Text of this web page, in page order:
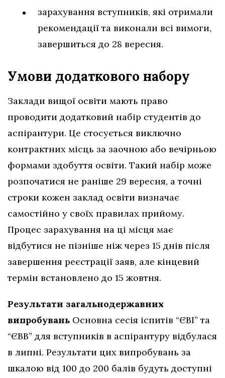
зарахування вступників, які отримали
рекомендації та виконали всі вимоги,
завершиться до 28 вересня.
Умови додаткового набору
Заклади вищої освіти мають право
проводити додатковий набір студентів до
аспірантури. Це стосується виключно
контрактних місць за заочною або вечірньою
формами здобуття освіти. Такий набір може
розпочатися не раніше 29 вересня, а точні
строки кожен заклад освіти визначає
самостійно у своїх правилах прийому.
Процес зарахування на ці місця має
відбутися не пізніше ніж через 15 днів після
завершення реєстрації заяв, але кінцевий
термін встановлено до 15 жовтня.
Результати загальнодержавних
випробувань Основна сесія іспитів “ЄВІ” та
“ЄВВ” для вступників в аспірантуру відбулася
в липні. Результати цих випробувань за
шкалою від 100 до 200 балів будуть доступні